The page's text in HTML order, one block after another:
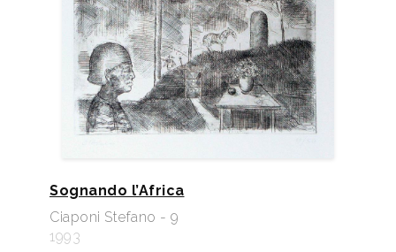
Sognando l’Africa
Ciaponi Stefano - 9
1993